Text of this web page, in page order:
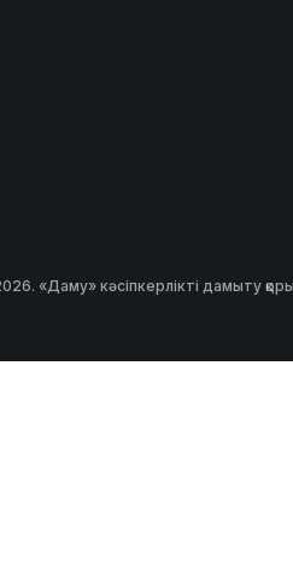
2026. «Даму» кәсіпкерлікті дамыту